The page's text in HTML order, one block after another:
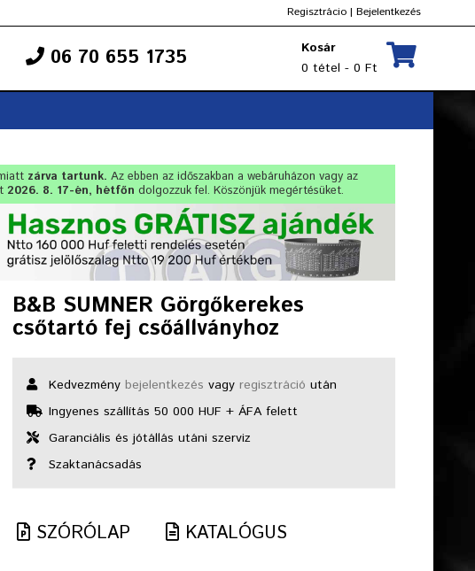
Regisztrácio | Bejelentkezés
06 70 655 1735
Kosár
0 tétel - 0 Ft
zárva tartunk. Az ebben az időszakban a webáruházon vagy az
2026. 8. 17-én, hétfőn dolgozzuk fel. Köszönjük megértésüket.
B&B SUMNER Görgőkerekes
csőtartó fej csőállványhoz
Kedvezménybejelentkezés vagyregisztráció után
Ingyenes szállítás 50 000 HUF + ÁFA felett
Garanciális és jótállás utáni szerviz
Szaktanácsadás
SZÓRÓLAP KATALÓGUS